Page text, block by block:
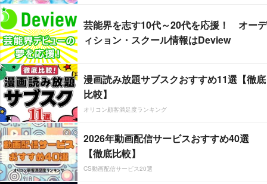
芸能界を志す10代～20代を応援！ オーデ
ィション・スクール情報はDeview
漫画読み放題サブスクおすすめ11選【徹底
比較】
オリコン顧客満足度ランキング
2026年動画配信サービスおすすめ40選
【徹底比較】
CS動画配信サービス20選